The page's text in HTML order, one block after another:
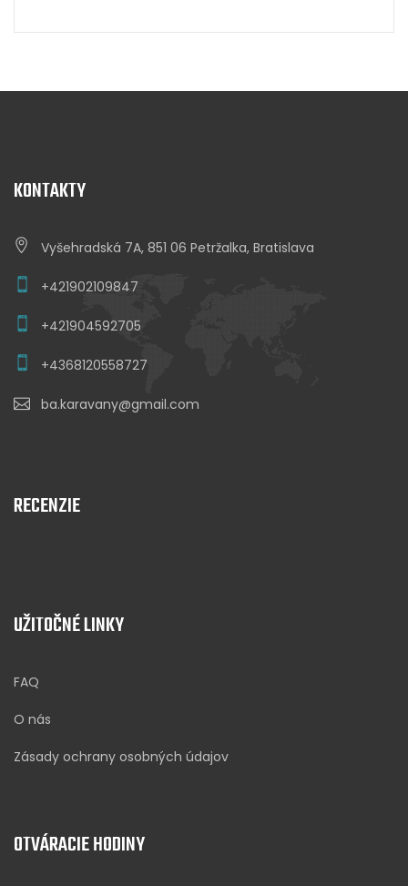
KONTAKTY
Vyšehradská 7A, 851 06 Petržalka, Bratislava
+421902109847
+421904592705
+4368120558727
ba.karavany@gmail.com
RECENZIE
UŽITOČNÉ LINKY
FAQ
O nás
Zásady ochrany osobných údajov
OTVÁRACIE HODINY